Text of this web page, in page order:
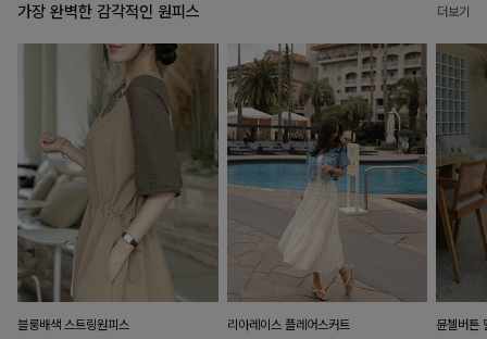
가장 완벽한 감각적인 원피스 더보기
블룽배색 스트링원피스 리아레이스 플레어스커트 뮨첼버튼